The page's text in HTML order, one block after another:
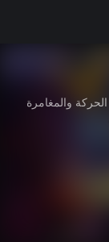
الحركة والمغامرة